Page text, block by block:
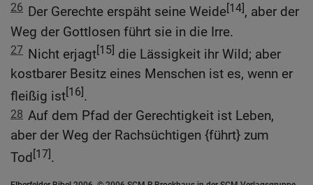
26 Der Gerechte erspäht seine Weide[14], aber der
Weg der Gottlosen führt sie in die Irre.
27 Nicht erjagt[15] die Lässigkeit ihr Wild; aber
kostbarer Besitz eines Menschen ist es, wenn er
fleißig ist[16].
28 Auf dem Pfad der Gerechtigkeit ist Leben,
aber der Weg der Rachsüchtigen {führt} zum
Tod[17].